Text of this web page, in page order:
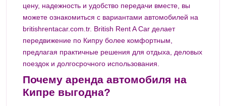
цену, надежность и удобство передачи вместе, вы
можете ознакомиться с вариантами автомобилей на
britishrentacar.com.tr. British Rent A Car делает
передвижение по Кипру более комфортным,
предлагая практичные решения для отдыха, деловых
поездок и долгосрочного использования.
Почему аренда автомобиля на
Кипре выгодна?